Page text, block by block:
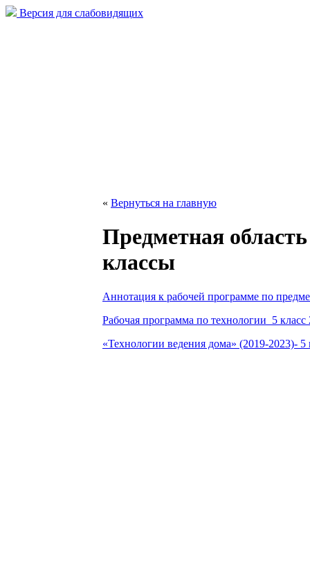
Версия для слабовидящих
« Вернуться на главную
Предметная
классы
Аннотация к рабочей программе по
Рабочая программа по технологии 5
«Технологии веде­ния дома» (2019-2023)- 5